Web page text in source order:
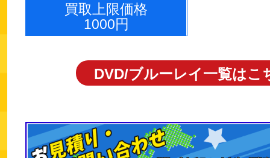
買取上限価格
1000円
DVD/ブルーレイ一覧はこ